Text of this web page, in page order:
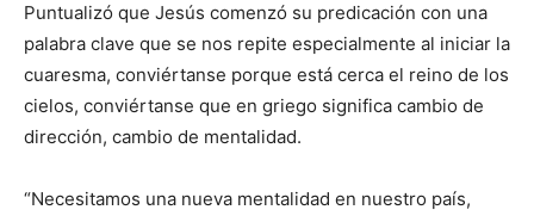
Puntualizó que Jesús comenzó su predicación con una
palabra clave que se nos repite especialmente al iniciar la
cuaresma, conviértanse porque está cerca el reino de los
cielos, conviértanse que en griego significa cambio de
dirección, cambio de mentalidad.
“Necesitamos una nueva mentalidad en nuestro país,